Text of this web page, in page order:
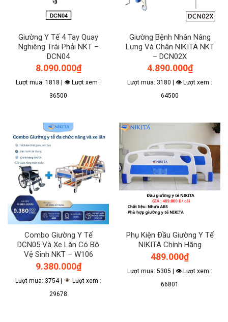
Giường Y Tế 4 Tay Quay
Nghiêng Trái Phải NKT –
DCN04
8.090.000₫
Lượt mua: 1818 | 👁 Lượt xem :
36500
Giường Bệnh Nhân Nâng
Lưng Và Chân NIKITA NKT
– DCN02X
4.890.000₫
Lượt mua: 3180 | 👁 Lượt xem :
64500
Combo Giường Y Tế
DCN05 Và Xe Lăn Có Bô
Vệ Sinh NKT – W106
9.380.000₫
Lượt mua: 3754 |
Lượt xem :
29678
Phụ Kiện Đầu Giường Y Tế
NIKITA Chính Hãng
489.000₫
Lượt mua: 5305 | 👁 Lượt xem :
66801